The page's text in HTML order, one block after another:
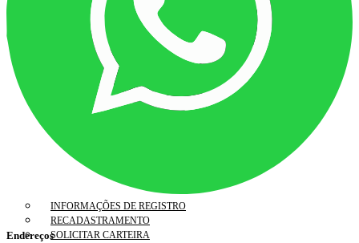
INFORMAÇÕES DE REGISTRO
RECADASTRAMENTO
SOLICITAR CARTEIRA
Endereços